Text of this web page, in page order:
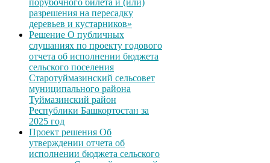
разрешения на пересадку
деревьев и кустарников»
Решение О публичных
слушаниях по проекту годового
отчета об исполнении бюджета
сельского поселения
Старотуймазинский сельсовет
муниципального района
Туймазинский район
Республики Башкортостан за
2025 год
Проект решения Об
утверждении отчета об
исполнении бюджета сельского